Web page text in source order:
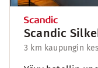
Scandic
3 km kaupungin